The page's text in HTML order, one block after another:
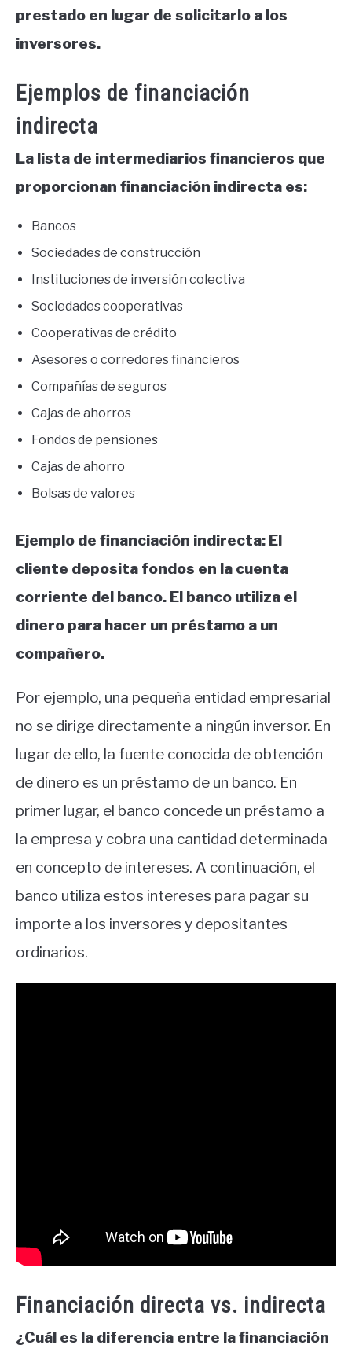
prestado en lugar de solicitarlo a los
inversores.
Ejemplos de financiación
indirecta
La lista de intermediarios financieros que
proporcionan financiación indirecta es:
Bancos
Sociedades de construcción
Instituciones de inversión colectiva
Sociedades cooperativas
Cooperativas de crédito
Asesores o corredores financieros
Compañías de seguros
Cajas de ahorros
Fondos de pensiones
Cajas de ahorro
Bolsas de valores
Ejemplo de financiación indirecta: El
cliente deposita fondos en la cuenta
corriente del banco. El banco utiliza el
dinero para hacer un préstamo a un
compañero.
Por ejemplo, una pequeña entidad empresarial
no se dirige directamente a ningún inversor. En
lugar de ello, la fuente conocida de obtención
de dinero es un préstamo de un banco. En
primer lugar, el banco concede un préstamo a
la empresa y cobra una cantidad determinada
en concepto de intereses. A continuación, el
banco utiliza estos intereses para pagar su
importe a los inversores y depositantes
ordinarios.
Financiación directa vs. indirecta
¿Cuál es la diferencia entre la financiación